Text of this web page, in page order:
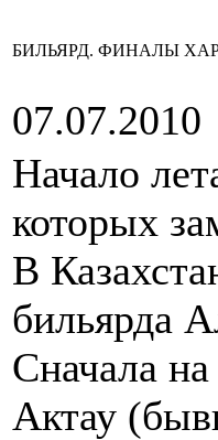
БИЛЬЯРД. ФИНАЛЫ
07.07.2010
Начало
которых
В
бильярда
Сначала
Актау